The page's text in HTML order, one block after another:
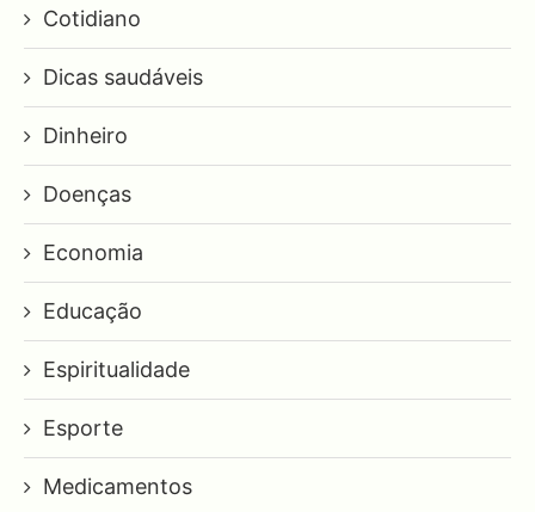
Cotidiano
Dicas saudáveis
Dinheiro
Doenças
Economia
Educação
Espiritualidade
Esporte
Medicamentos